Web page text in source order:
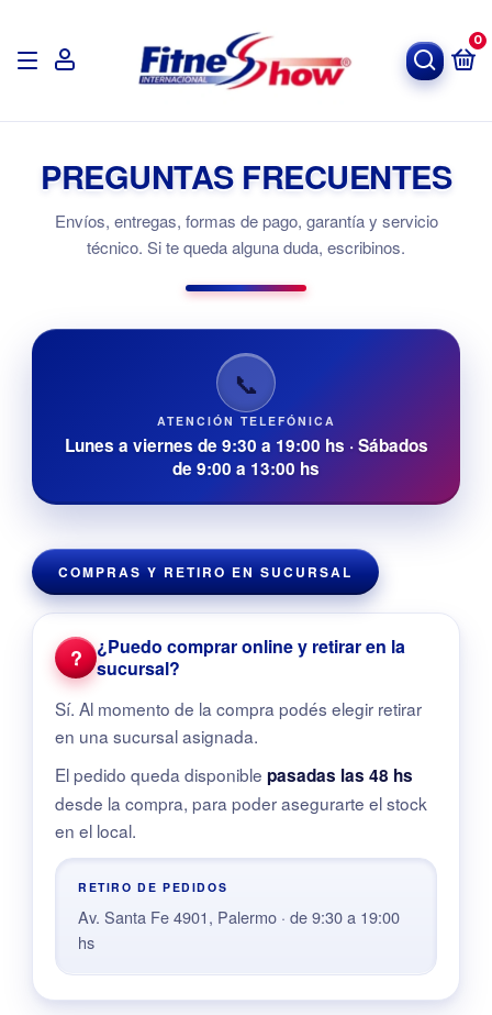
0
PREGUNTAS FRECUENTES
Envíos, entregas, formas de pago, garantía y servicio
técnico. Si te queda alguna duda, escribinos.
📞
ATENCIÓN TELEFÓNICA
Lunes a viernes de 9:30 a 19:00 hs · Sábados
de 9:00 a 13:00 hs
COMPRAS Y RETIRO EN SUCURSAL
?
¿Puedo comprar online y retirar en la
sucursal?
Sí. Al momento de la compra podés elegir retirar
en una sucursal asignada.
El pedido queda disponible pasadas las 48 hs
desde la compra, para poder asegurarte el stock
en el local.
RETIRO DE PEDIDOS
Av. Santa Fe 4901, Palermo · de 9:30 a 19:00
hs